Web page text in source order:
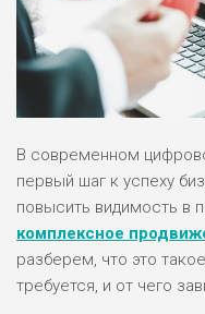
В современном
первый шаг к успеху
повысить видимость в
комплексное
разберем, что это
требуется, и от чего